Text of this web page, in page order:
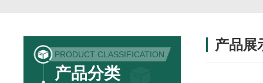
PRODUCT CLASSIFICATION
产品分类
产品展